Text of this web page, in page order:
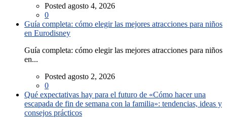
Posted agosto 4, 2026
0
Guía completa: cómo elegir las mejores atracciones para niños
en Eurodisney
Guía completa: cómo elegir las mejores atracciones para niños
en...
Posted agosto 2, 2026
0
Qué expectativas hay para el futuro de «Cómo hacer una
escapada de fin de semana con la familia»: tendencias, ideas y
consejos prácticos